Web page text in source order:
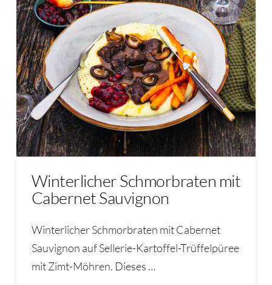
Winterlicher Schmorbraten mit
Cabernet Sauvignon
Winterlicher Schmorbraten mit Cabernet
Sauvignon auf Sellerie-Kartoffel-Trüffelpüree
mit Zimt-Möhren. Dieses …